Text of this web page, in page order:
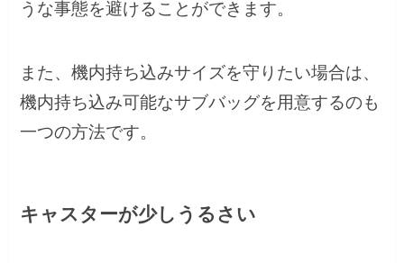
うな事態を避けることができます。
また、機内持ち込みサイズを守りたい場合は、
機内持ち込み可能なサブバッグを用意するのも
一つの方法です。
キャスターが少しうるさい